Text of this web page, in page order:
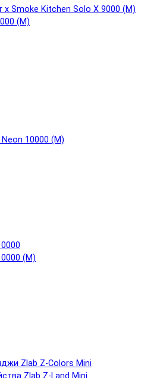
x Smoke Kitchen Solo X 9000 (М)
(М)
Neon 10000 (М)
(М)
Zlab Z-Colors Mini
Zlab Z-Land Mini